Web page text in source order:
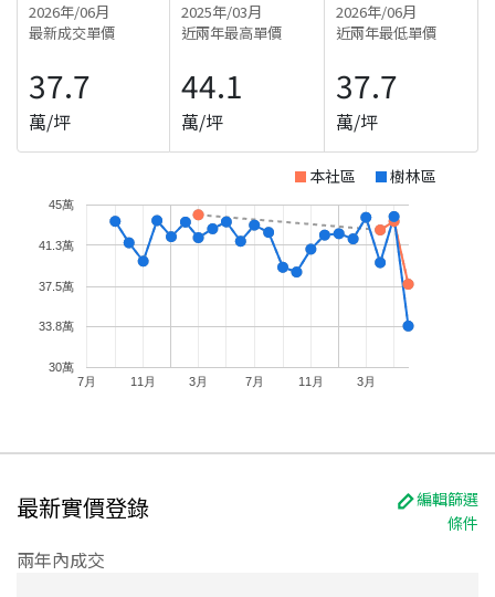
2026年/06月
最新成交單價
37.7
萬/坪
2025年/03月
近兩年最高單價
44.1
萬/坪
2026年/06月
近兩年最低單價
37.7
萬/坪
本社區 樹林區
7月 11月 3月 7月 11月 3月
30萬
33.8萬
37.5萬
41.3萬
45萬
最新實價登錄
編輯篩選
條件
兩年內成交